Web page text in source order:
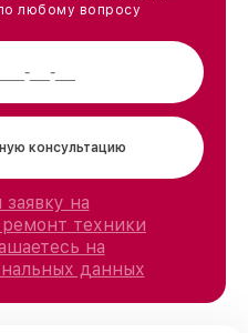
любому вопросу
консультацию
на
техники
на
данных